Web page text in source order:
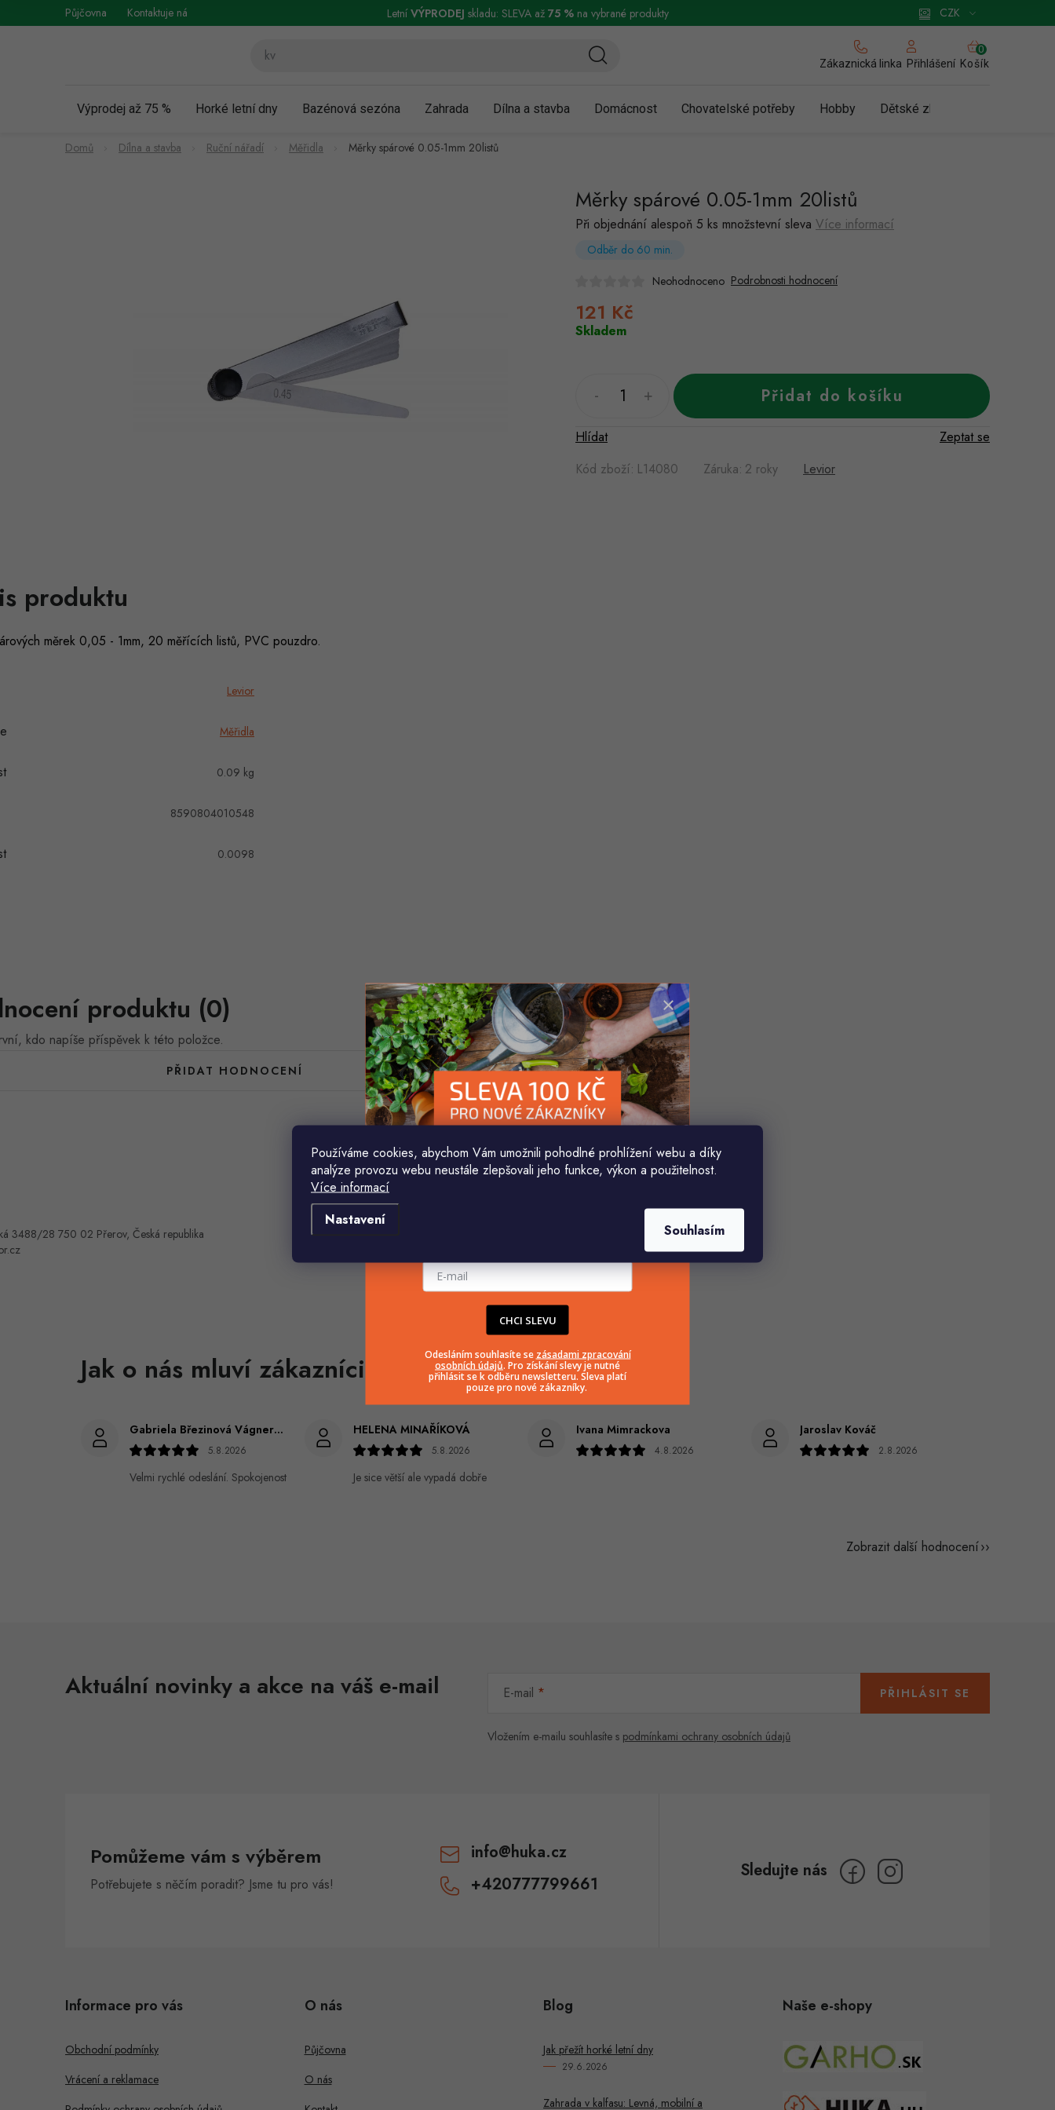
Používáme cookies, abychom Vám umožnili pohodlné prohlížení webu a díky
analýze provozu webu neustále zlepšovali jeho funkce, výkon a použitelnost.
Více informací
Nastavení
Souhlasím
na
Půjčovna Kontaktuje nás Vrácení a reklamace Podmínky ochrany osobních údajů Obchodní podmínky pro podnikatele Zásady používání cookies
CZK
LetníVÝPRODEJ skladu: SLEVA až 75 %na vybrané produkty
Zákaznická linka Přihlášení
NÁKUPNÍ
KOŠÍK
Košík
Výprodej až 75 % Horké letní dny Bazénová sezóna Zahrada Dílna a stavba Domácnost Chovatelské potřeby Hobby Dětské zboží a hračky
Domů Dílna a stavba Ruční nářadí Měřidla Měrky spárové 0.05-1mm 20listů
Měrky spárové 0.05-1mm 20listů
Odběr do 60 min.
Při objednání alespoň 5 ks množstevní sleva Více informací
Neohodnoceno Podrobnosti hodnocení
121 Kč
Skladem
Přidat do košíku
Kód zboží: L14080 Záruka: 2 roky Levior
Zeptat se
Hlídat
produktu
měrek 0,05 - 1mm, 20 měřících listů, PVC pouzdro.
Levior
Měřidla
0.09 kg
8590804010548
0.0098
produktu (0)
kdo napíše příspěvek k této položce.
PŘIDAT HODNOCENÍ
3488/28 750 02 Přerov, Česká republika
Gabriela Březinová Vágnerová
5.8.2026
Velmi rychlé odeslání. Spokojenost
HELENA MINAŘÍKOVÁ
5.8.2026
Je sice větší ale vypadá dobře
Ivana Mimrackova
4.8.2026
Jaroslav Kováč
2.8.2026
Zobrazit další hodnocení
Aktuální novinky a akce na váš e-mail E-mail
Vložením e-mailu souhlasíte s podmínkami ochrany osobních údajů
PŘIHLÁSIT SE
Pomůžeme vám s výběrem
Potřebujete s něčím poradit? Jsme tu pro vás!
info@huka.cz
+420777799661
Informace pro vás
Obchodní podmínky
Vrácení a reklamace
O nás
Půjčovna
O nás
Blog
Jak přežít horké letní dny
29.6.2026
Zahrada v kalfasu: Levná, mobilní a
Naše e-shopy
CHCI SLEVU
Odesláním souhlasíte se zásadami zpracování
osobních údajů. Pro získání slevy je nutné
přihlásit se k odběru newsletteru. Sleva platí
pouze pro nové zákazníky.